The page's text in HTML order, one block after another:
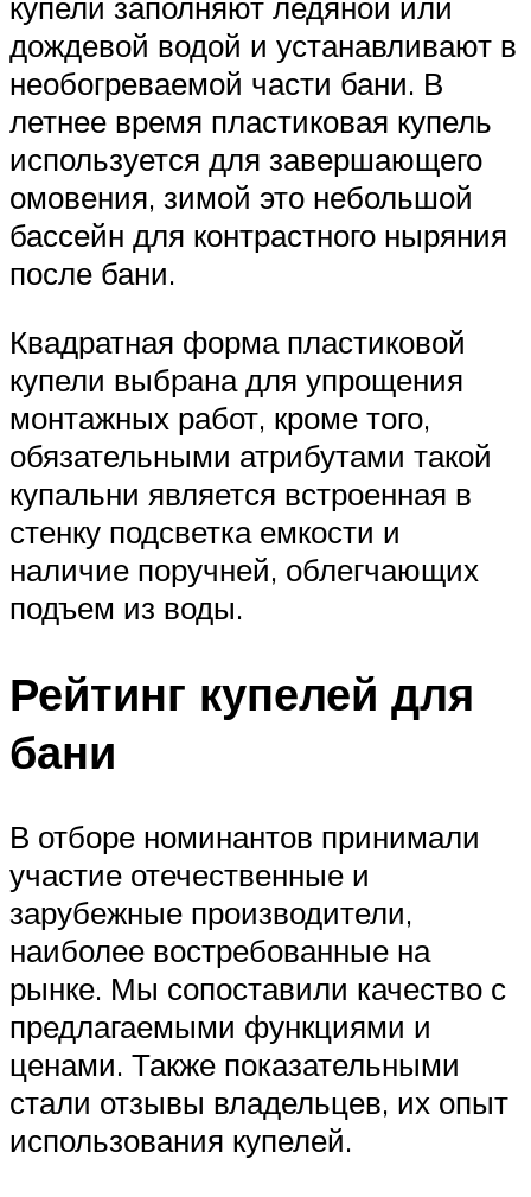
дождевой водой и устанавливают в
необогреваемой части бани. В
летнее время пластиковая купель
используется для завершающего
омовения, зимой это небольшой
бассейн для контрастного ныряния
после бани.
Квадратная форма пластиковой
купели выбрана для упрощения
монтажных работ, кроме того,
обязательными атрибутами такой
купальни является встроенная в
стенку подсветка емкости и
наличие поручней, облегчающих
подъем из воды.
Рейтинг купелей для
бани
В отборе номинантов принимали
участие отечественные и
зарубежные производители,
наиболее востребованные на
рынке. Мы сопоставили качество с
предлагаемыми функциями и
ценами. Также показательными
стали отзывы владельцев, их опыт
использования купелей.